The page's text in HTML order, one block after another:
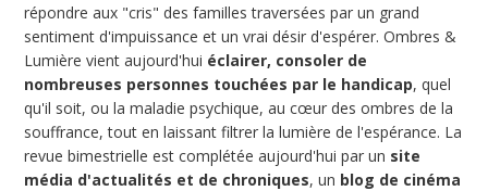
répondre aux "cris" des familles traversées par un grand
sentiment d'impuissance et un vrai désir d'espérer. Ombres &
Lumière vient aujourd'hui éclairer, consoler de
nombreuses personnes touchées par le handicap, quel
qu'il soit, ou la maladie psychique, au cœur des ombres de la
souffrance, tout en laissant filtrer la lumière de l'espérance. La
revue bimestrielle est complétée aujourd'hui par un site
média d'actualités et de chroniques, un blog de cinéma